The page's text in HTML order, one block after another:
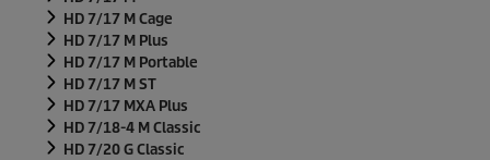
HD 7/17 M Cage
HD 7/17 M Plus
HD 7/17 M Portable
HD 7/17 M ST
HD 7/17 MXA Plus
HD 7/18-4 M Classic
HD 7/20 G Classic